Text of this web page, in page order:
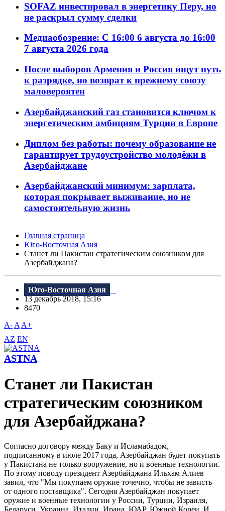
SOFAZ инвестировал в энергетику Перу, но
не раскрыл сумму сделки
Медиаобозрение: С 16:00 6 августа до 16:00
7 августа 2026 года
После выборов Армения и Россия ищут путь
к разрядке, но возврат к прежнему союзу
маловероятен
Азербайджанский газ становится ключом к
энергетическим амбициям Турции в Европе
Диплом без работы: почему образование не
гарантирует трудоустройство молодёжи в
Азербайджане
Азербайджанский минимум: зарплата,
которая покрывает выживание, но не
самостоятельную жизнь
Главная страница
Юго-Восточная Азия
Станет ли Пакистан стратегическим союзником для
Азербайджана?
Юго-Восточная Азия
13 декабрь 2018, 15:16
8470
A- A A+
AZ EN
ASTNA
Станет ли Пакистан
стратегическим союзником
для Азербайджана?
Согласно договору между Баку и Исламабадом,
подписанному в июле 2017 года, Азербайджан будет покупать
у Пакистана не только вооружение, но и военные технологии.
По этому поводу президент Азербайджана Ильхам Алиев
завил, что "Мы покупаем оружие точечно, чтобы не зависть
от одного поставщика". Сегодня Азербайджан покупает
оружие и военные технологии у России, Турции, Израиля,
Беларуси, Украина, Италии, Ирана, ЮАР, Южной Кореи. И